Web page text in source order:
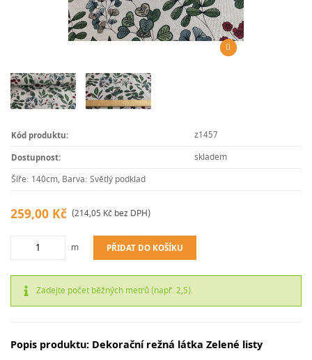
Kód produktu: z1457
Dostupnost:
skladem
Šíře: 140cm, Barva: Světlý podklad
259,00 Kč (214,05 Kč bez DPH)
m PŘIDAT DO KOŠÍKU
Zadejte počet běžných metrů (např. 2,5).
Popis produktu: Dekorační režná látka Zelené listy